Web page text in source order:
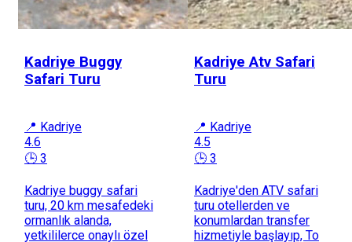
Kadriye Buggy
Safari Turu
📍 Kadriye
4.6
🕒 3
Kadriye buggy safari
turu, 20 km mesafedeki
ormanlık alanda,
yetkililerce onaylı özel
Kadriye Atv Safari
Turu
📍 Kadriye
4.5
🕒 3
Kadriye'den ATV safari
turu otellerden ve
konumlardan transfer
hizmetiyle başlayıp, To